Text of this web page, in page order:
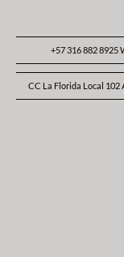
+57 316 882 8925
CC La Florida Local 102